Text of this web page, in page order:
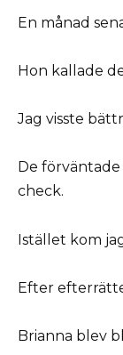
En månad
Hon kallade
Jag visste
De
check.
Istället kom
Efter
Brianna blev